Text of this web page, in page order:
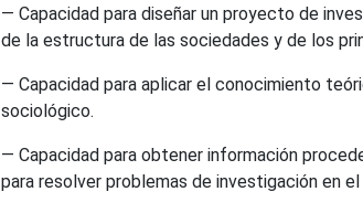
— Capacidad para diseñar un proyecto de
de la estructura de las sociedades y de los
— Capacidad para aplicar el conocimiento
sociológico.
— Capacidad para obtener información
para resolver problemas de investigación en